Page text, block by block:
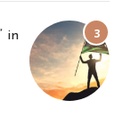
in